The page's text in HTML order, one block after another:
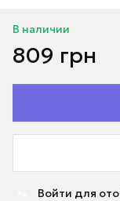
В наличии
809 грн
Войти для